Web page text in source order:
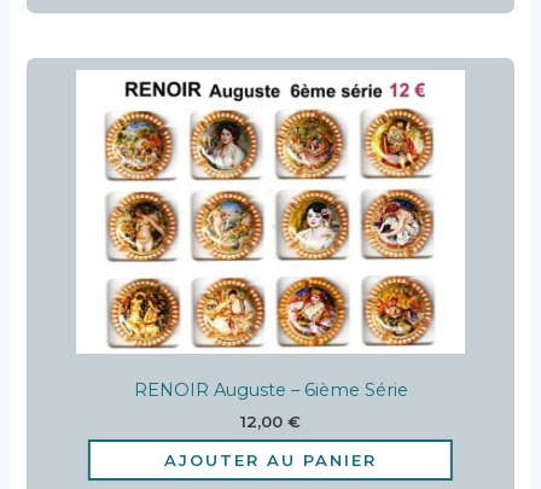
RENOIR Auguste – 6ième Série
12,00 €
AJOUTER AU PANIER